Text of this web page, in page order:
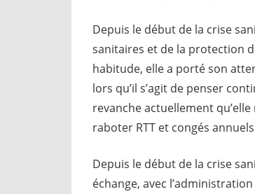
Depuis le début de la crise
sanitaires et de la protection
habitude, elle a porté son
lors qu’il s’agit de penser
revanche actuellement
raboter RTT et congés
Depuis le début de la crise
échange, avec